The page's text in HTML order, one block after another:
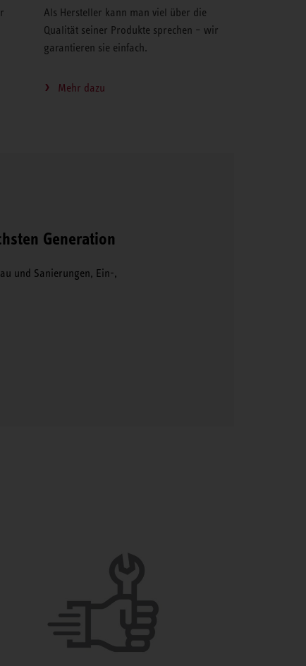
Als Hersteller kann man viel über die
Qualität seiner Produkte sprechen – wir
garantieren sie einfach.
Mehr dazu
Generation
und Sanierungen, Ein-,